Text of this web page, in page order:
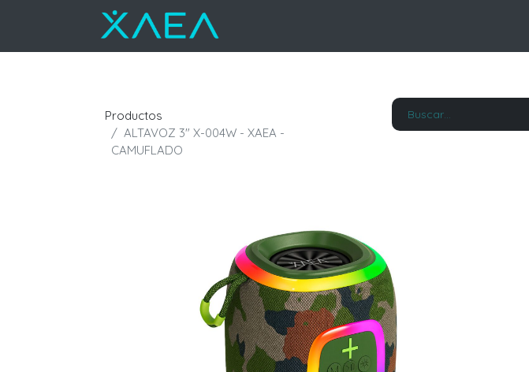
Productos
ALTAVOZ 3" X-004W - XAEA -
CAMUFLADO